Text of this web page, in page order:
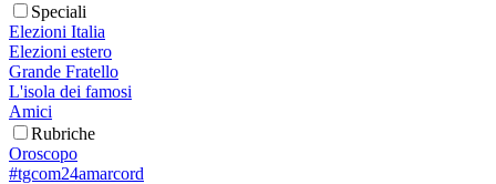
Speciali
Elezioni Italia
Elezioni estero
Grande Fratello
L'isola dei famosi
Amici
Rubriche
Oroscopo
#tgcom24amarcord